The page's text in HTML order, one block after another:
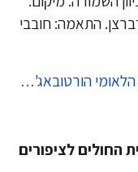
התאמה: חובבי
הורטובאג'…
לציפורים